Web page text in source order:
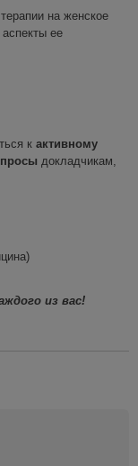
на женское
ее
к активному
докладчикам,
из вас!